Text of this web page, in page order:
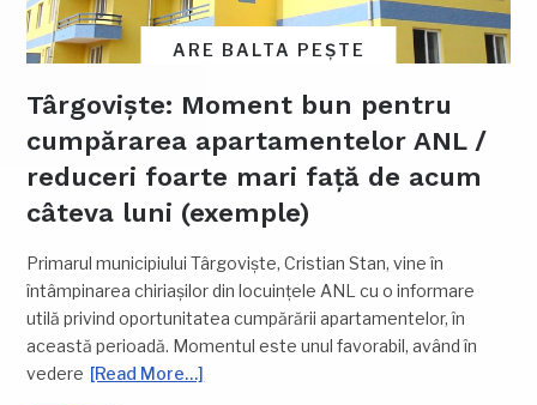
ARE BALTA PEȘTE
Târgoviște: Moment bun pentru
cumpărarea apartamentelor ANL /
reduceri foarte mari față de acum
câteva luni (exemple)
Primarul municipiului Târgoviște, Cristian Stan, vine în
întâmpinarea chiriașilor din locuințele ANL cu o informare
utilă privind oportunitatea cumpărării apartamentelor, în
această perioadă. Momentul este unul favorabil, având în
vedere [Read More…]